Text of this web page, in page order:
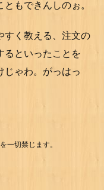
もできんしのぉ。
すく教える、注文の
るといったことを
じゃわ。がっはっ
一切禁じます。